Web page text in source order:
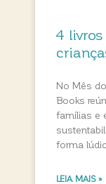
4
No Mês
Books
famílias e
forma
LEIA MAIS »